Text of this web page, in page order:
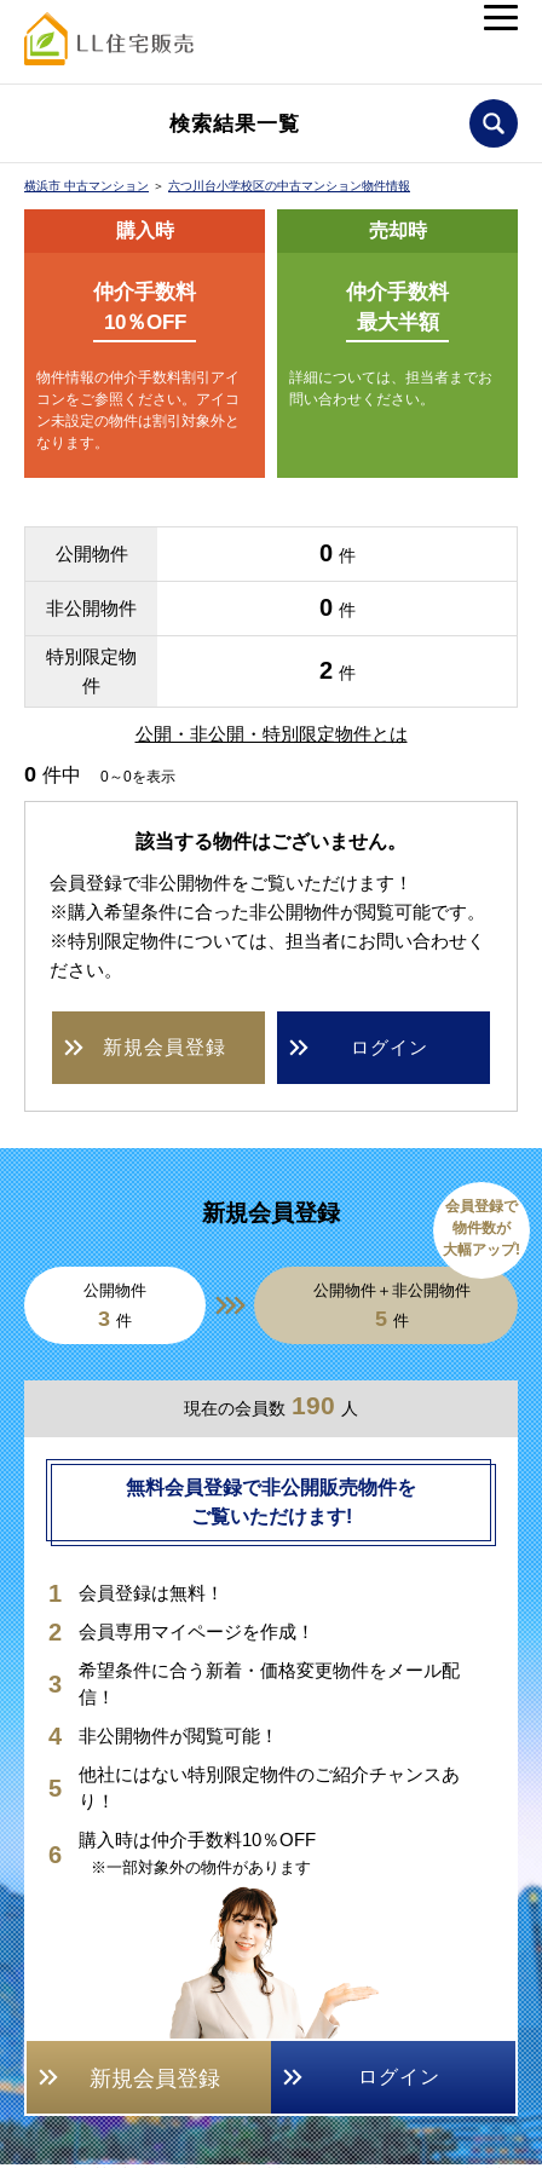
検索結果一覧
横浜市 中古マンション ＞ 六つ川台小学校区の中古マンション物件情報
購入時
仲介手数料
10％OFF
物件情報の仲介手数料割引アイ
コンをご参照ください。 アイコ
ン未設定の物件は割引対象外と
なります。
売却時
仲介手数料
最大半額
詳細については、担当者までお
問い合わせください。
公開物件 0 件
非公開物件 0 件
特別限定物
件
2 件
公開・非公開・特別限定物件とは
0 件中 0～0を表示
該当する物件はございません。
会員登録で非公開物件をご覧いただけます！
※購入希望条件に合った非公開物件が閲覧可能です。
※特別限定物件については、担当者にお問い合わせく
ださい。
新規会員登録 ログイン
新規会員登録
公開物件
3 件
公開物件＋非公開物件
5 件
会員登録で
物件数が
大幅アップ!
現在の会員数 190 人
無料会員登録で非公開販売物件を
ご覧いただけます!
会員登録は無料！
会員専用マイページを作成！
希望条件に合う新着・価格変更物件をメール配
信！
非公開物件が閲覧可能！
他社にはない特別限定物件のご紹介チャンスあ
り！
購入時は仲介手数料10％OFF
※一部対象外の物件があります
新規会員登録 ログイン